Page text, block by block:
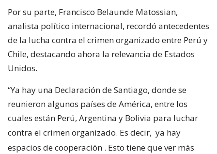
Por su parte, Francisco Belaunde Matossian,
analista político internacional, recordó antecedentes
de la lucha contra el crimen organizado entre Perú y
Chile, destacando ahora la relevancia de Estados
Unidos.
“Ya hay una Declaración de Santiago, donde se
reunieron algunos países de América, entre los
cuales están Perú, Argentina y Bolivia para luchar
contra el crimen organizado. Es decir, ya hay
espacios de cooperación . Esto tiene que ver más